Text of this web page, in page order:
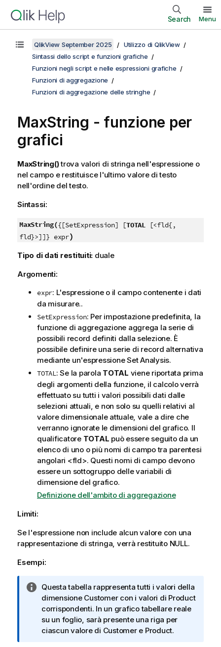
Search Menu
QlikView September 2025
Utilizzo di QlikView
Sintassi dello script e funzioni grafiche
Funzioni negli script e nelle espressioni grafiche
Funzioni di aggregazione
Funzioni di aggregazione delle stringhe
MaxString - funzione per
grafici
MaxString()trova valori di stringa nell'espressione o
nel campo e restituisce l'ultimo valore di testo
nell'ordine del testo.
Sintassi:
MaxString({[SetExpression] [TOTAL[<fld{,
fld}>]]} expr)
Tipo di dati restituiti: duale
Argomenti:
expr: L'espressione o il campo contenente i dati
da misurare..
SetExpression: Per impostazione predefinita, la
funzione di aggregazione aggrega la serie di
possibili record definiti dalla selezione. È
possibile definire una serie di record alternativa
mediante un'espressione Set Analysis.
TOTAL: Se la parola TOTAL viene riportata prima
degli argomenti della funzione, il calcolo verrà
effettuato su tutti i valori possibili dati dalle
selezioni attuali, e non solo su quelli relativi al
valore dimensionale attuale, vale a dire che
verranno ignorate le dimensioni del grafico. Il
qualificatore TOTAL può essere seguito da un
elenco di uno o più nomi di campo tra parentesi
angolari <fld>. Questi nomi di campo devono
essere un sottogruppo delle variabili di
dimensione del grafico.
Definizione dell'ambito di aggregazione
Limiti:
Se l'espressione non include alcun valore con una
rappresentazione di stringa, verrà restituito NULL.
Esempi:
N
o
t
a
i
Questa tabella rappresenta tutti i valori della
dimensione Customercon i valori di Product
corrispondenti. In un grafico tabellare reale
su un foglio, sarà presente una riga per
ciascun valore di Customere Product.